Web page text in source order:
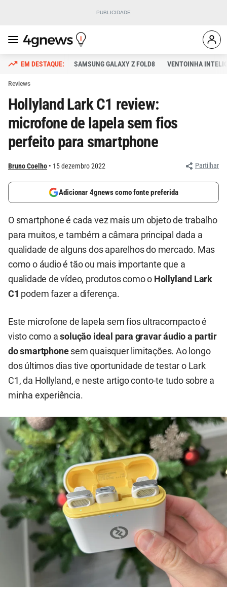
SAMSUNG GALAXY Z FOLD8 VENTOINHA
Reviews
Hollyland Lark C1 review:
microfone de lapela sem fios
perfeito para smartphone
Bruno Coelho 15 dezembro 2022 Partilhar
Adicionar 4gnews como fonte preferida
O smartphone é cada vez mais um objeto de trabalho
para muitos, e também a câmara principal dada a
qualidade de alguns dos aparelhos do mercado. Mas
como o áudio é tão ou mais importante que a
qualidade de vídeo, produtos como o Hollyland Lark
C1 podem fazer a diferença.
Este microfone de lapela sem fios ultracompacto é
visto como asolução ideal para gravar áudio a partir
do smartphonesem quaisquer limitações. Ao longo
dos últimos dias tive oportunidade de testar o Lark
C1, da Hollyland, e neste artigo conto-te tudo sobre a
minha experiência.